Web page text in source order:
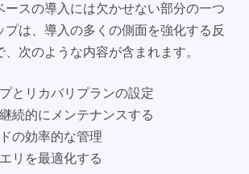
ースの導入には欠かせない部分の一つ
プは、導入の多くの側面を強化する反
次のような内容が含まれます。
とリカバリプランの設定
続的にメンテナンスする
の効率的な管理
リを最適化する